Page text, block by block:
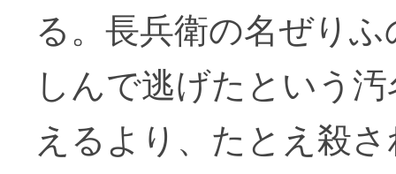
る。長兵衛の名ぜり
しんで逃げたという
えるより、たとえ殺